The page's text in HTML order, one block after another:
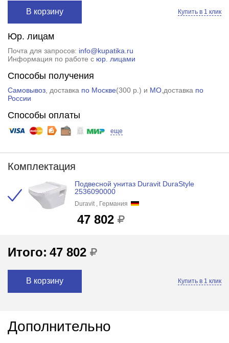
В корзину Купить в 1 клик
Юр. лицам
Почта для запросов: info@kupatika.ru
Информация по работе с юр. лицами
Способы получения
Самовывоз, доставка по Москве(300 р. ) и МО,доставка по
России
Способы оплаты
еще
Комплектация
Подвесной унитаз Duravit DuraStyle
2536090000
Duravit , Германия
47 802
Итого: 47 802
В корзину Купить в 1 клик
Дополнительно